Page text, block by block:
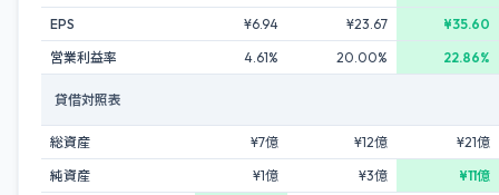
EPS
¥6.94 ¥23.67
¥35.60
営業利益率
4.61% 20.00% 22.86%
貸借対照表
総資産 ¥7億 ¥12億
¥21億
純資産
¥1億 ¥3億
¥11億